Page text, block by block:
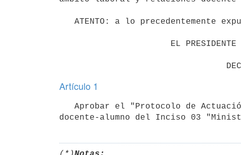
Artículo 1
docente-alumno del Inciso 03